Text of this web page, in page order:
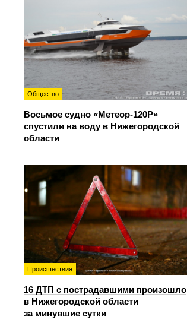
Общество
Восьмое судно «Метеор-120Р»
спустили на воду в Нижегородской
области
Происшествия
16 ДТП с пострадавшими произошло
в Нижегородской области
за минувшие сутки